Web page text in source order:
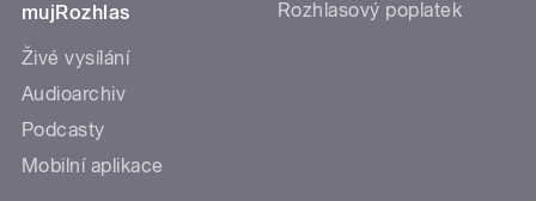
mujRozhlas
Živé vysílání
Audioarchiv
Podcasty
Mobilní aplikace
Rozhlasový poplatek